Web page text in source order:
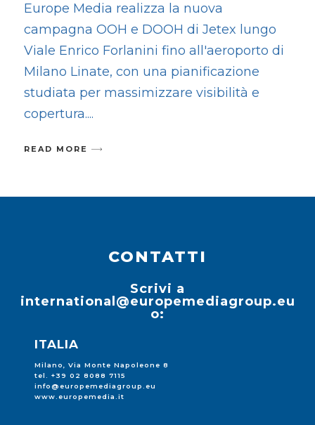
Europe Media realizza la nuova
campagna OOH e DOOH di Jetex lungo
Viale Enrico Forlanini fino all'aeroporto di
Milano Linate, con una pianificazione
studiata per massimizzare visibilità e
copertura.
READ MORE
CONTATTI
Scrivi a
international@europemediagroup.eu
o:
ITALIA
Milano, Via Monte Napoleone 8
tel. +39 02 8088 7115
info@europemediagroup.eu
www.europemedia.it